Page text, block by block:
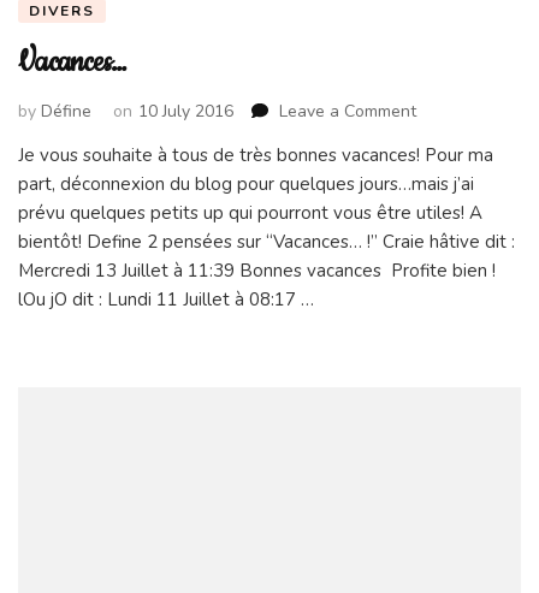
DIVERS
Vacances…
by Défine on 10 July 2016 Leave a Commenton
Je vous souhaite à tous de très bonnes vacances! Pour ma
part, déconnexion du blog pour quelques jours…mais j’ai
prévu quelques petits up qui pourront vous être utiles! A
bientôt! Define 2 pensées sur “Vacances… !” Craie hâtive dit :
Mercredi 13 Juillet à 11:39 Bonnes vacances Profite bien !
lOu jO dit : Lundi 11 Juillet à 08:17 …